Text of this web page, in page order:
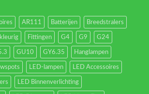
AR111 Batterijen Breedstralers
Fittingen G4 G9 G24
GU10 GY6.35 Hanglampen
LED-lampen LED Accessoires
LED Binnenverlichting